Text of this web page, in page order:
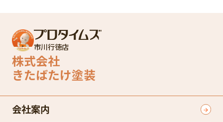
市川行徳店
株式会社
きたばたけ塗装
会社案内